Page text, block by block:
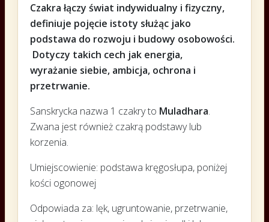
Czakra łączy świat indywidualny i fizyczny,
definiuje pojęcie istoty służąc jako
podstawa do rozwoju i budowy osobowości.
Dotyczy takich cech jak energia,
wyrażanie siebie, ambicja, ochrona i
przetrwanie.
Sanskrycka nazwa 1 czakry to Muladhara.
Zwana jest również czakrą podstawy lub
korzenia.
Umiejscowienie: podstawa kręgosłupa, poniżej
kości ogonowej
Odpowiada za: lęk, ugruntowanie, przetrwanie,